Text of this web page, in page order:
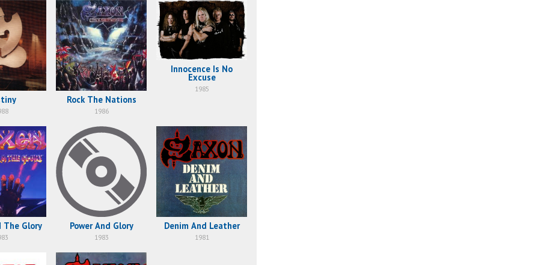
Rock The Nations
1986
Innocence Is No
Excuse
1985
The Glory Power And Glory
1983
Denim And Leather
1981